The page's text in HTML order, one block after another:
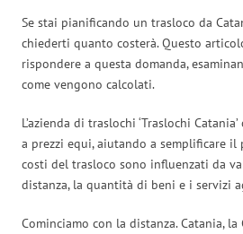
Se stai pianificando un trasloco da
chiederti quanto costerà. Questo
rispondere a questa domanda,
come vengono calcolati.
L’azienda di traslochi ‘Traslochi
a prezzi equi, aiutando a semplificare il
costi del trasloco sono influenzati da
distanza, la quantità di beni e i servizi
Cominciamo con la distanza. Catania,